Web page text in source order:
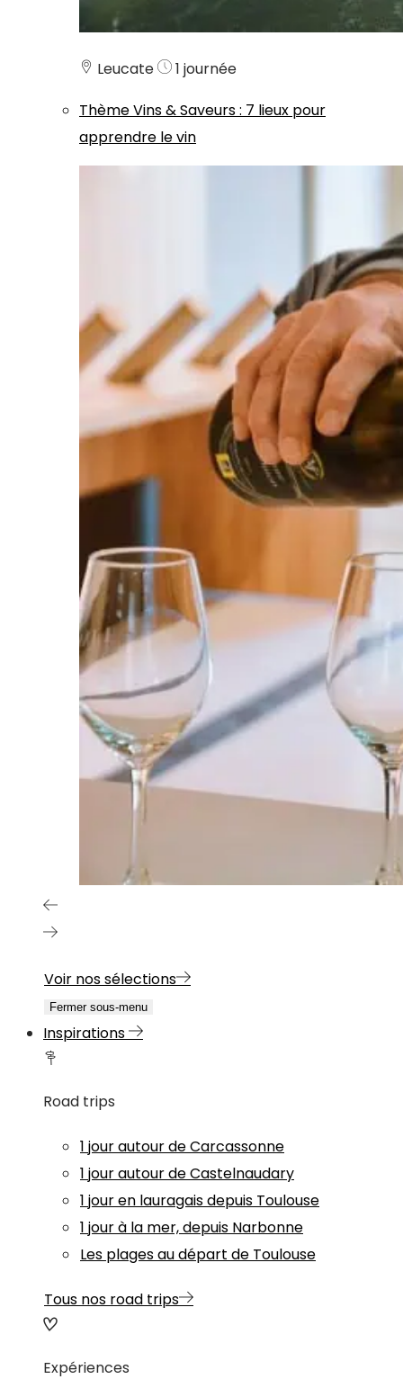
Leucate
1 journée
ThèmeVins & Saveurs: 7 lieux pour
apprendre le vin
Voir nos sélections
Fermer sous-menu
Inspirations
Road trips
1 jour autour de Carcassonne
1 jour autour de Castelnaudary
1 jour en lauragais depuis Toulouse
1 jour à la mer, depuis Narbonne
Les plages au départ de Toulouse
Tous nos road trips
Expériences